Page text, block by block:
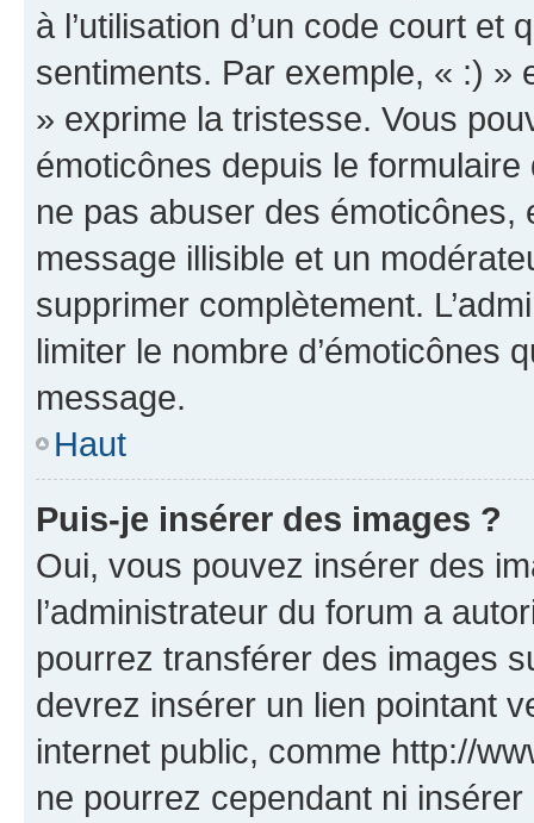
à l’utilisation d’un code court et
sentiments. Par exemple, « :) »
» exprime la tristesse. Vous
émoticônes depuis le
ne pas abuser des
message illisible et un
supprimer complètement.
limiter le nombre d’émoticônes
message.
Haut
Puis-je insérer des images ?
Oui, vous pouvez insérer des
l’administrateur du forum a
pourrez transférer des images
devrez insérer un lien pointant
internet public, comme http://
ne pourrez cependant ni